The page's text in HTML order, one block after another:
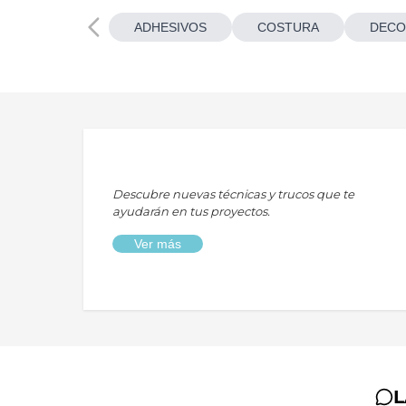
ADHESIVOS COSTURA
Descubre nuevas técnicas y trucos que te
ayudarán en tus proyectos.
Ver más